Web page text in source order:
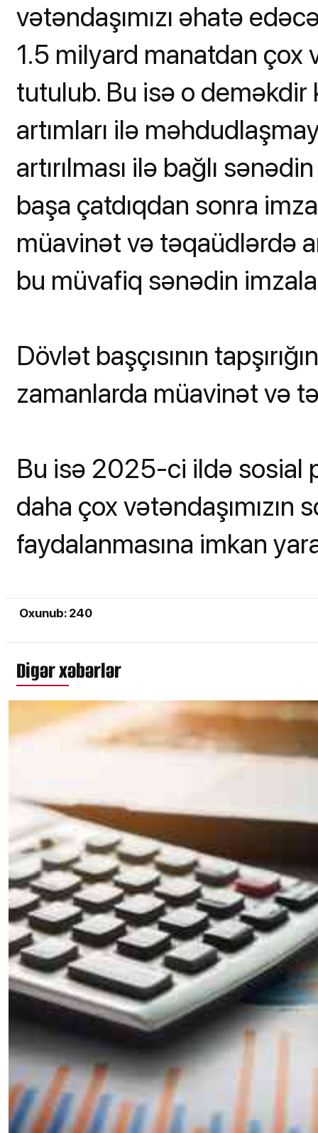
vətəndaşımızı əhatə
1.5 milyard manatdan çox
tutulub. Bu isə o
artımları ilə
artırılması ilə bağlı
başa çatdıqdan sonra
müavinət və təqaüdlərdə
bu müvafiq sənədin
Dövlət başçısının
zamanlarda müavinət və
Bu isə 2025-ci ildə sosial
daha çox
faydalanmasına imkan
Oxunub: 240
Digər xəbərlər